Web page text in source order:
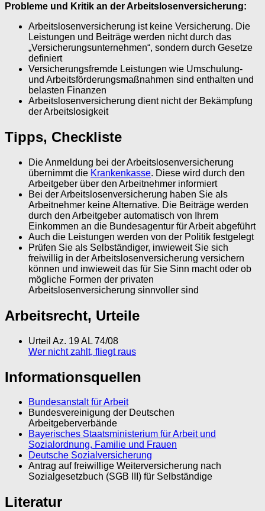
Probleme und Kritik an der Arbeitslosenversicherung:
Arbeitslosenversicherung ist keine Versicherung. Die
Leistungen und Beiträge werden nicht durch das
„Versicherungsunternehmen“, sondern durch Gesetze
definiert
Versicherungsfremde Leistungen wie Umschulung-
und Arbeitsförderungsmaßnahmen sind enthalten und
belasten Finanzen
Arbeitslosenversicherung dient nicht der Bekämpfung
der Arbeitslosigkeit
Tipps, Checkliste
Die Anmeldung bei der Arbeitslosenversicherung
übernimmt die Krankenkasse. Diese wird durch den
Arbeitgeber über den Arbeitnehmer informiert
Bei der Arbeitslosenversicherung haben Sie als
Arbeitnehmer keine Alternative. Die Beiträge werden
durch den Arbeitgeber automatisch von Ihrem
Einkommen an die Bundesagentur für Arbeit abgeführt
Auch die Leistungen werden von der Politik festgelegt
Prüfen Sie als Selbständiger, inwieweit Sie sich
freiwillig in der Arbeitslosenversicherung versichern
können und inwieweit das für Sie Sinn macht oder ob
mögliche Formen der privaten
Arbeitslosenversicherung sinnvoller sind
Arbeitsrecht, Urteile
Urteil Az. 19 AL 74/08
Wer nicht zahlt, fliegt raus
Informationsquellen
Bundesanstalt für Arbeit
Bundesvereinigung der Deutschen
Arbeitgeberverbände
Bayerisches Staatsministerium für Arbeit und
Sozialordnung, Familie und Frauen
Deutsche Sozialversicherung
Antrag auf freiwillige Weiterversicherung nach
Sozialgesetzbuch (SGB III) für Selbständige
Literatur